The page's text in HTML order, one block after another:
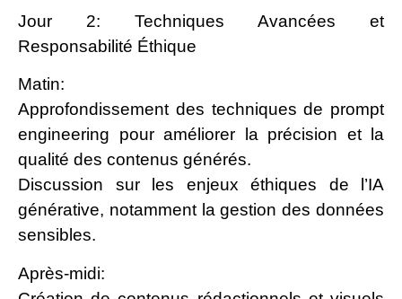
Jour 2: Techniques Avancées et
Responsabilité Éthique
Matin:
Approfondissement des techniques de prompt
engineering pour améliorer la précision et la
qualité des contenus générés.
Discussion sur les enjeux éthiques de l’IA
générative, notamment la gestion des données
sensibles.
Après-midi: